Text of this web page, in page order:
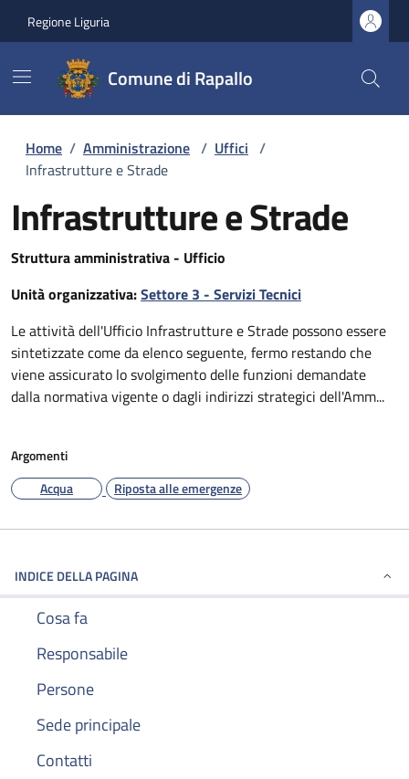
Regione Liguria
Comune di Rapallo
Home / Amministrazione / Uffici /
Infrastrutture e Strade
Infrastrutture e Strade
Struttura amministrativa - Ufficio
Unità organizzativa:Settore 3 - Servizi Tecnici
Le attività dell'Ufficio Infrastrutture e Strade possono essere
sintetizzate come da elenco seguente, fermo restando che
viene assicurato lo svolgimento delle funzioni demandate
dalla normativa vigente o dagli indirizzi strategici dell'Amm...
Argomenti
Acqua
Riposta alle emergenze
INDICE DELLA PAGINA
Cosa fa
Responsabile
Persone
Sede principale
Contatti